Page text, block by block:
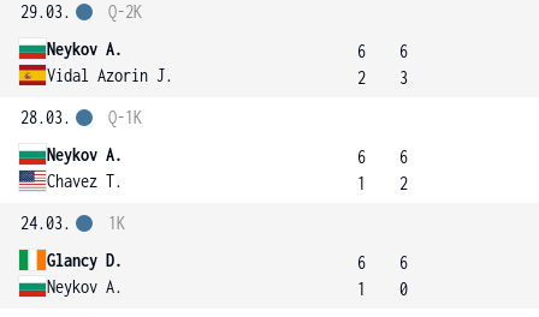
29.03.
Neykov A.
Vidal Azorin J.
Q-2K
6
2
6
3
28.03.
Neykov A.
Chavez T.
Q-1K
6
1
6
2
24.03.
Glancy D.
Neykov A.
1K
6
1
6
0